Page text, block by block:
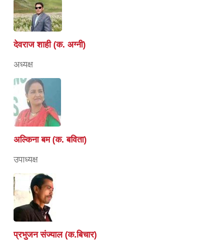
देवराज शाही (क. अग्नी)
अध्यक्ष
अल्किना बम (क. बविता)
उपाध्यक्ष
प्रभुजन संज्याल (क.बिचार)